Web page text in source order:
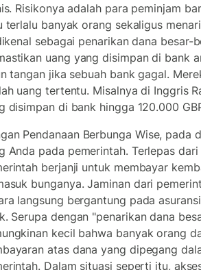
Risikonya adalah para peminjam
terlalu banyak orang sekaligus
sebagai penarikan dana besar-
uang yang disimpan di bank
tangan jika sebuah bank gagal.
uang tertentu. Misalnya di Inggris
disimpan di bank hingga 120.000
Pendanaan Berbunga Wise, pada
Anda pada pemerintah. Terlepas
berjanji untuk membayar
bunganya. Jaminan dari
langsung bergantung pada
Serupa dengan "penarikan dana
kecil bahwa banyak orang
atas dana yang dipegang
Dalam situasi seperti itu,